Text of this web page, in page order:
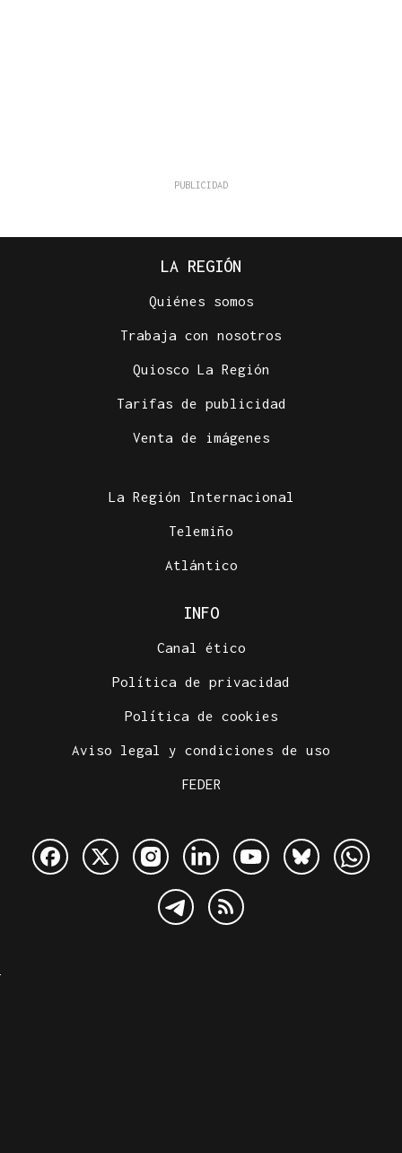
LA REGIÓN
Quiénes somos
Trabaja con nosotros
Quiosco La Región
Tarifas de publicidad
Venta de imágenes
La Región Internacional
Telemiño
Atlántico
INFO
Canal ético
Política de privacidad
Política de cookies
Aviso legal y condiciones de uso
FEDER